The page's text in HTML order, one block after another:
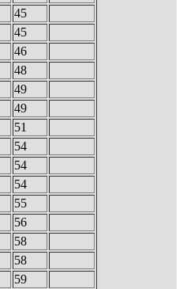
45
45
46
48
49
49
51
54
54
54
55
56
58
58
59